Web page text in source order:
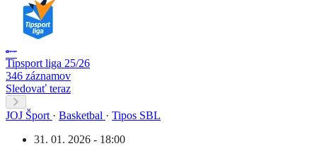
Tipsport liga 25/26
346 záznamov
Sledovať teraz
JOJ Šport · Basketbal · Tipos SBL
31. 01. 2026 - 18:00